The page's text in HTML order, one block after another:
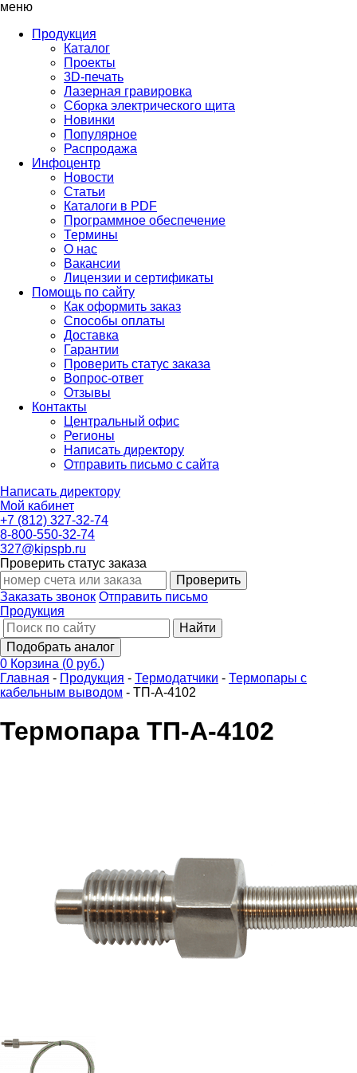
меню
Продукция
Каталог
Проекты
3D-печать
Лазерная гравировка
Сборка электрического щита
Новинки
Популярное
Распродажа
Инфоцентр
Новости
Статьи
Каталоги в PDF
Программное обеспечение
Термины
О нас
Вакансии
Лицензии и сертификаты
Помощь по сайту
Как оформить заказ
Способы оплаты
Доставка
Гарантии
Проверить статус заказа
Вопрос-ответ
Отзывы
Контакты
Центральный офис
Регионы
Написать директору
Отправить письмо с сайта
Написать директору
Мой кабинет
+7 (812) 327-32-74
8-800-550-32-74
327@kipspb.ru
Проверить статус заказа
Проверить
Заказать звонок Отправить письмо
Продукция
Найти
Подобрать аналог
0 Корзина (0 руб.)
Главная - Продукция - Термодатчики - Термопары с
кабельным выводом - ТП-А-4102
Термопара ТП-А-4102